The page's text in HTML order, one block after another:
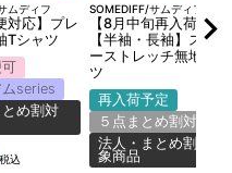
ムディフ
対応】プレ
Tシャツ
可
series
め割対
税込
SOMEDIFF/サムディフ
【8月中旬再入荷】
【半袖・長袖】スーパ
ーストレッチ無地シャ
ツ
再入荷予定
５点まとめ割対象
法人・まとめ割対
象商品